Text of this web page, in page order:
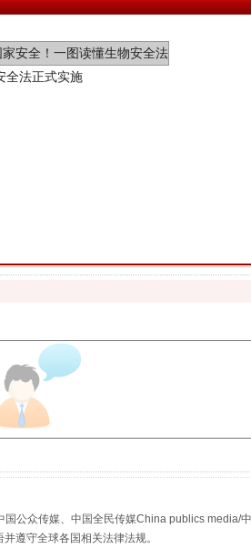
鉴定乱象
公众传媒、中国全民传媒China publics media/
遵守全球各国相关法律法规。